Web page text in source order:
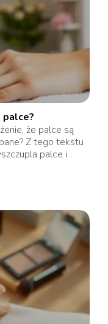
palce?
że palce są
Z tego tekstu
palce i...